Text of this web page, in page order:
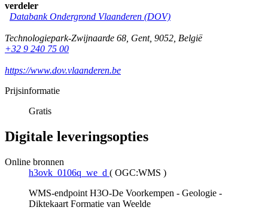
verdeler
Databank Ondergrond Vlaanderen (DOV)
Technologiepark-Zwijnaarde 68, Gent, 9052, België
+32 9 240 75 00
https://www.dov.vlaanderen.be
Prijsinformatie
Gratis
Digitale leveringsopties
Online bronnen
h3ovk_0106q_we_d ( OGC:WMS )
WMS-endpoint H3O-De Voorkempen - Geologie -
Diktekaart Formatie van Weelde